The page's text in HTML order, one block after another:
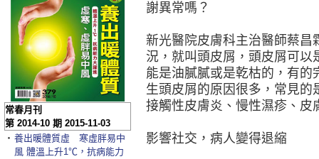
謝異常嗎？
新光醫院皮膚科主治醫師蔡昌
況，就叫頭皮屑，頭皮屑可
能是油膩膩或是乾枯的，有
生頭皮屑的原因很多，常見
接觸性皮膚炎、慢性濕疹、皮
影響社交，病人變得退縮
常春月刊
第 2014-10 期 2015-11-03
‧ 養出暖體質虛 寒虛胖易中
風 體溫上升1℃，抗病能力